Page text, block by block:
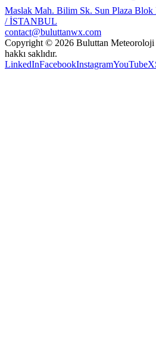
Maslak Mah. Bilim Sk. Sun Plaza Blok
/ İSTANBUL
contact@buluttanwx.com
Copyright © 2026 Buluttan
hakkı saklıdır.
LinkedInFacebookInstagramYouTubeX